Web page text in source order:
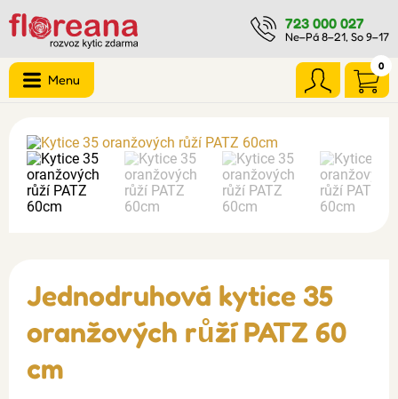
723 000 027
Ne–Pá 8–21, So 9–17
0
Menu
Jednodruhová kytice 35
oranžových růží PATZ 60
cm